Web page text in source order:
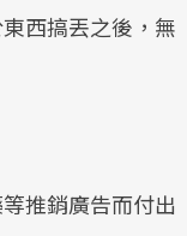
西搞丟之後，無
推銷廣告而付出